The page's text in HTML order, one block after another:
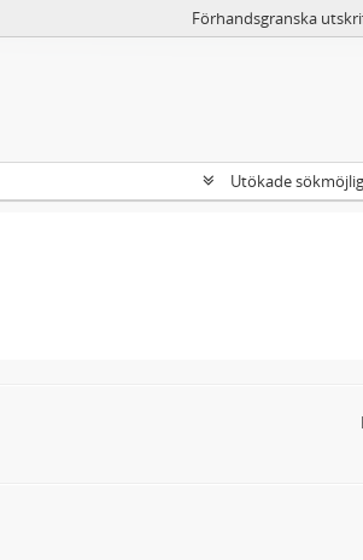
Förhandsgranska
Utökade